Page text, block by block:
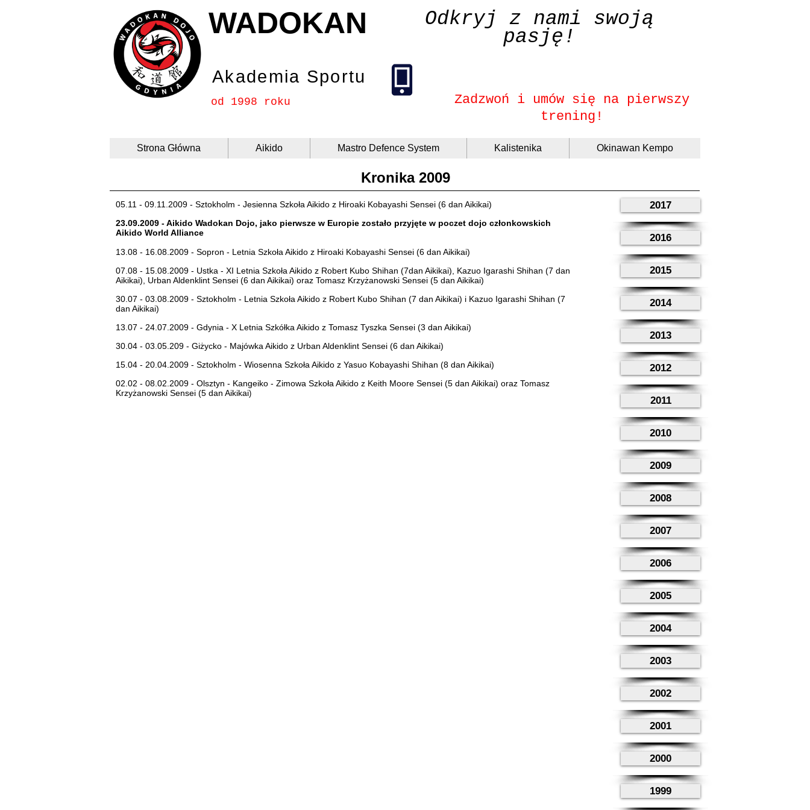
WADOKAN
Akademia Sportu
od 1998 roku
Odkryj z nami swoją
pasję!
Zadzwoń i umów się na pierwszy
trening!
Strona Główna Aikido Mastro Defence System Kalistenika Okinawan Kempo
Kronika 2009
05.11 - 09.11.2009 - Sztokholm - Jesienna Szkoła Aikido z Hiroaki Kobayashi Sensei (6 dan Aikikai)
23.09.2009 - Aikido Wadokan Dojo, jako pierwsze w Europie zostało przyjęte w poczet dojo członkowskich
Aikido World Alliance
13.08 - 16.08.2009 - Sopron - Letnia Szkoła Aikido z Hiroaki Kobayashi Sensei (6 dan Aikikai)
07.08 - 15.08.2009 - Ustka - XI Letnia Szkoła Aikido z Robert Kubo Shihan (7dan Aikikai), Kazuo Igarashi Shihan (7 dan
Aikikai), Urban Aldenklint Sensei (6 dan Aikikai) oraz Tomasz Krzyżanowski Sensei (5 dan Aikikai)
30.07 - 03.08.2009 - Sztokholm - Letnia Szkoła Aikido z Robert Kubo Shihan (7 dan Aikikai) i Kazuo Igarashi Shihan (7
dan Aikikai)
13.07 - 24.07.2009 - Gdynia - X Letnia Szkółka Aikido z Tomasz Tyszka Sensei (3 dan Aikikai)
30.04 - 03.05.209 - Giżycko - Majówka Aikido z Urban Aldenklint Sensei (6 dan Aikikai)
15.04 - 20.04.2009 - Sztokholm - Wiosenna Szkoła Aikido z Yasuo Kobayashi Shihan (8 dan Aikikai)
02.02 - 08.02.2009 - Olsztyn - Kangeiko - Zimowa Szkoła Aikido z Keith Moore Sensei (5 dan Aikikai) oraz Tomasz
Krzyżanowski Sensei (5 dan Aikikai)
2017
2016
2015
2014
2013
2012
2011
2010
2009
2008
2007
2006
2005
2004
2003
2002
2001
2000
1999